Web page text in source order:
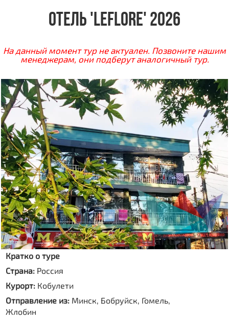
ОТЕЛЬ 'LEFLORE' 2026
На данный момент тур не актуален. Позвоните нашим
менеджерам, они подберут аналогичный тур.
Кратко о туре
Страна: Россия
Курорт: Кобулети
Отправление из: Минск, Бобруйск, Гомель,
Жлобин